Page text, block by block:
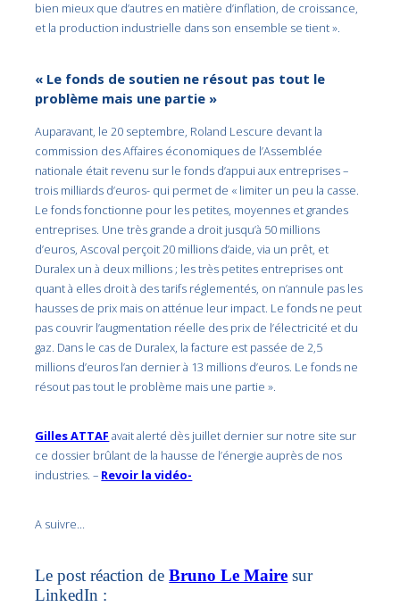
bien mieux que d’autres en matière d’inflation, de croissance,
et la production industrielle dans son ensemble se tient ».
« Le fonds de soutien ne résout pas tout le
problème mais une partie »
Auparavant, le 20 septembre, Roland Lescure devant la
commission des Affaires économiques de l’Assemblée
nationale était revenu sur le fonds d’appui aux entreprises –
trois milliards d’euros- qui permet de « limiter un peu la casse.
Le fonds fonctionne pour les petites, moyennes et grandes
entreprises. Une très grande a droit jusqu’à 50 millions
d’euros, Ascoval perçoit 20 millions d’aide, via un prêt, et
Duralex un à deux millions ; les très petites entreprises ont
quant à elles droit à des tarifs réglementés, on n’annule pas les
hausses de prix mais on atténue leur impact. Le fonds ne peut
pas couvrir l’augmentation réelle des prix de l’électricité et du
gaz. Dans le cas de Duralex, la facture est passée de 2,5
millions d’euros l’an dernier à 13 millions d’euros. Le fonds ne
résout pas tout le problème mais une partie ».
Gilles ATTAF avait alerté dès juillet dernier sur notre site sur
ce dossier brûlant de la hausse de l’énergie auprès de nos
industries. – Revoir la vidéo-
A suivre…
Le post réaction deBruno Le Maire sur
LinkedIn :